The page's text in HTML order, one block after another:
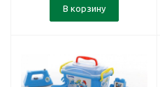
В корзину